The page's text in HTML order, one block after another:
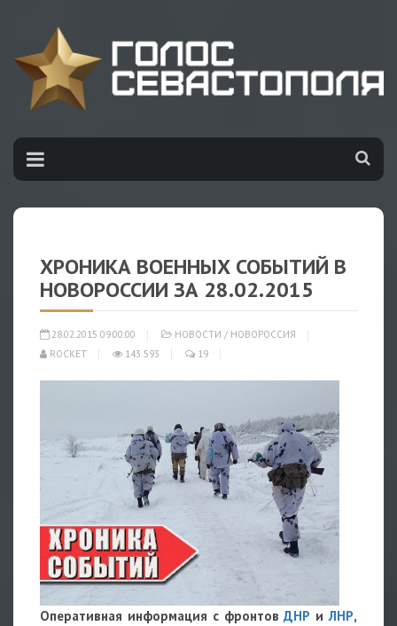
ХРОНИКА ВОЕННЫХ СОБЫТИЙ В
НОВОРОССИИ ЗА 28.02.2015
28.02.2015 09:00:00 НОВОСТИ / НОВОРОССИЯ
ROCKET
143 593 19
Оперативная информация с фронтовДНР иЛНР,